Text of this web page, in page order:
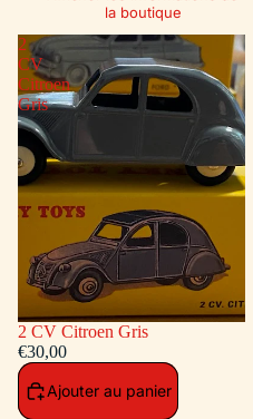
la boutique
2
CV
Citroen
Gris
2 CV Citroen Gris
€30,00
Ajouter au panier